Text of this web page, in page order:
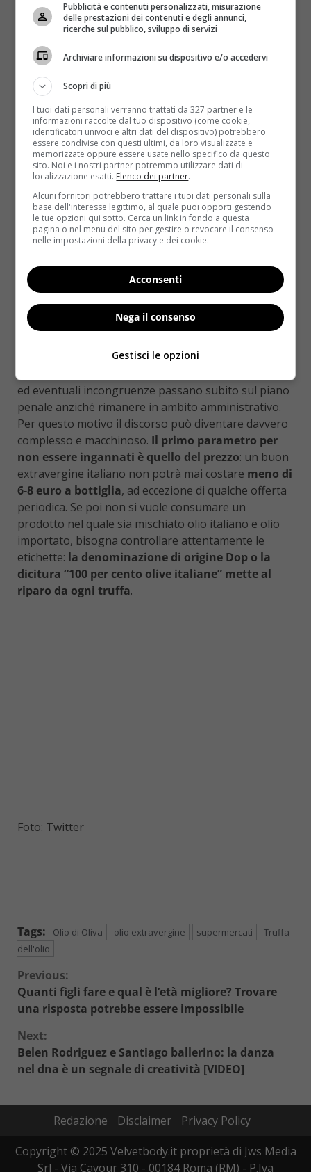
debba ottenere la dicitura di‘extravergine’anche con
l’olio importato. Esso,per essere tale, deve potersi
definire ‘irreprensibile e perfetto’
vergine può presentare delle piccole imperfezioni.
Anche la cattiva conservazione può influire sul gusto,
quindi un olio può essere extravergine in origine
per poi venire declassato.
I controlli previsti in Italia sono molto più rigorosi
ed eventuali incongruenze passano subito sul piano
penale anziché rimanere in ambito amministrativo.
Per questo motivo il discorso può diventare davvero
complesso e macchinoso. Il primo parametro per
non essere ingannati è quello del prezzo: un buon
extravergine italiano non potrà mai costare meno di
6-8 euro a bottiglia, ad eccezione di qualche offerta
periodica. Se poi non si vuole consumare un
prodotto nel quale sia mischiato olio italiano e olio
importato, bisogna controllare attentamente le
etichette: la denominazione di origine Dop o la
dicitura “100 per cento olive italiane” mette al
riparo da ogni truffa.
Foto: Twitter
Tags: Olio di Oliva olio extravergine supermercati
Truffa
dell'olio
Continue
Reading
Previous:
Quanti figli fare e qual è l’età migliore? Trovare
una risposta potrebbe essere impossibile
Next:
Belen Rodriguez e Santiago ballerino: la danza
nel dna è un segnale di creatività [VIDEO]
Redazione Disclaimer
Privacy Policy
Copyright © 2025 Velvetbody.it proprietà di Jws Media
Srl - Via Cavour 310 - 00184 Roma (RM) - P.Iva
Pubblicità e contenuti personalizzati, misurazione
delle prestazioni dei contenuti e degli annunci,
ricerche sul pubblico, sviluppo di servizi
Archiviare informazioni su dispositivo e/o accedervi
Scopri di più
I tuoi dati personali verranno trattati da 327 partner e le
informazioni raccolte dal tuo dispositivo (come cookie,
identificatori univoci e altri dati del dispositivo) potrebbero
essere condivise con questi ultimi, da loro visualizzate e
memorizzate oppure essere usate nello specifico da questo
sito. Noi e i nostri partner potremmo utilizzare dati di
localizzazione esatti. Elenco dei partner.
Alcuni fornitori potrebbero trattare i tuoi dati personali sulla
base dell'interesse legittimo, al quale puoi opporti gestendo
le tue opzioni qui sotto. Cerca un link in fondo a questa
pagina o nel menu del sito per gestire o revocare il consenso
nelle impostazioni della privacy e dei cookie.
Acconsenti
Nega il consenso
Gestisci le opzioni